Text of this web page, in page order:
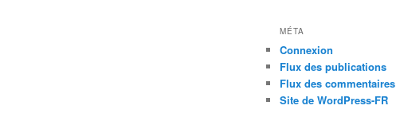
MÉTA
Connexion
Flux des publications
Flux des commentaires
Site de WordPress-FR